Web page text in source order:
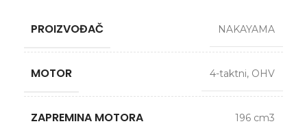
PROIZVOĐAČ NAKAYAMA
MOTOR 4-taktni, OHV
ZAPREMINA MOTORA 196 cm3